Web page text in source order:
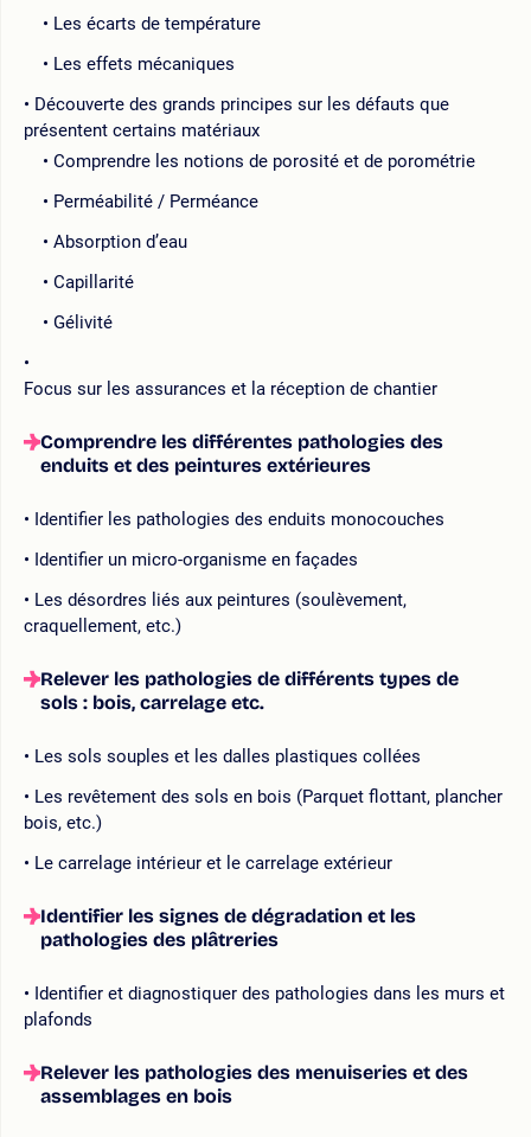
Les écarts de température
Les effets mécaniques
Découverte des grands principes sur les défauts que
présentent certains matériaux
Comprendre les notions de porosité et de porométrie
Perméabilité / Perméance
Absorption d’eau
Capillarité
Gélivité
Focus sur les assurances et la réception de chantier
Comprendre les différentes pathologies des
enduits et des peintures extérieures
Identifier les pathologies des enduits monocouches
Identifier un micro-organisme en façades
Les désordres liés aux peintures (soulèvement,
craquellement, etc.)
Relever les pathologies de différents types de
sols : bois, carrelage etc.
Les sols souples et les dalles plastiques collées
Les revêtement des sols en bois (Parquet flottant, plancher
bois, etc.)
Le carrelage intérieur et le carrelage extérieur
Identifier les signes de dégradation et les
pathologies des plâtreries
Identifier et diagnostiquer des pathologies dans les murs et
plafonds
Relever les pathologies des menuiseries et des
assemblages en bois